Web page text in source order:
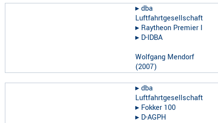
▸︎dba
Luftfahrtgesellschaft
▸︎ Raytheon Premier I
▸︎ D-IDBA
Wolfgang Mendorf
(2007)
▸︎dba
Luftfahrtgesellschaft
▸︎ Fokker 100
▸︎ D-AGPH